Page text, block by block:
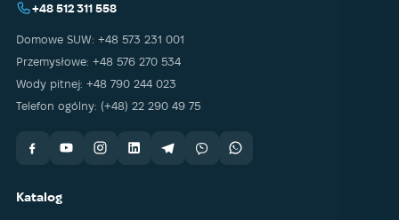
+48 512 311 558
Domowe SUW: +48 573 231 001
Przemysłowe: +48 576 270 534
Wody pitnej: +48 790 244 023
Telefon ogólny: (+48) 22 290 49 75
Katalog